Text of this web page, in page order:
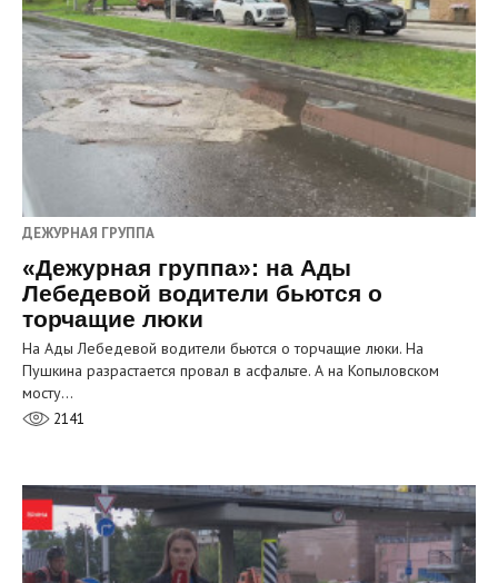
ДЕЖУРНАЯ ГРУППА
«Дежурная группа»: на Ады
Лебедевой водители бьются о
торчащие люки
На Ады Лебедевой водители бьются о торчащие люки. На
Пушкина разрастается провал в асфальте. А на Копыловском
мосту…
2141